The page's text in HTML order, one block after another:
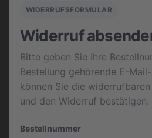
WIDERRUFSFORMULAR
Widerruf
Bitte geben Sie Ihre
Bestellung gehörende E-
können Sie die
und den Widerruf bestätigen.
Bestellnummer